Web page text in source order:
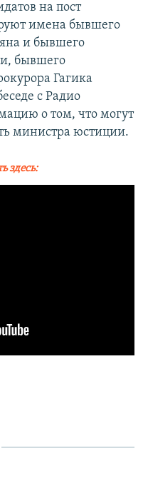
на пост
имена бывшего
и бывшего
бывшего
Гагика
с Радио
о том, что могут
министра юстиции.
здесь: